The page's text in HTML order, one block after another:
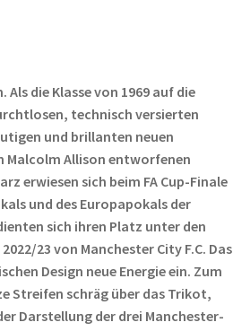
die Klasse von 1969 auf die
technisch versierten
und brillanten neuen
Malcolm Allison entworfenen
erwiesen sich beim FA Cup-Finale
und des Europapokals der
sich ihren Platz unter den
23 von Manchester City F.C. Das
Design neue Energie ein. Zum
Streifen schräg über das Trikot,
Darstellung der drei Manchester-